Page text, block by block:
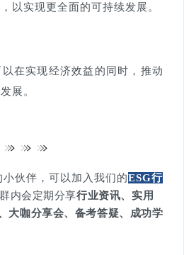
以实现更全面的可持续发展。
在实现经济效益的同时，推动
展。
伙伴，可以加入我们的ESG行
群内会定期分享行业资讯、实用
大咖分享会、备考答疑、成功学